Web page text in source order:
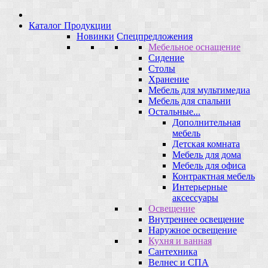
Каталог Продукции
Новинки Спецпредложения
Мебельное оснащение
Сидение
Столы
Хранение
Мебель для мультимедиа
Мебель для спальни
Остальные...
Дополнительная
мебель
Детская комната
Мебель для дома
Мебель для офиса
Контрактная мебель
Интерьерные
аксессуары
Освещение
Внутреннее освещение
Наружное освещение
Кухня и ванная
Сантехника
Велнес и СПА